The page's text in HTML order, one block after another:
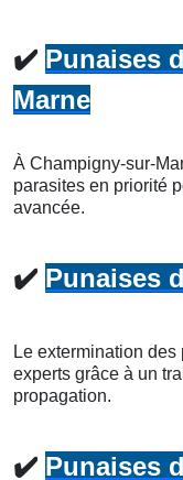
✔️ Punaises
Marne
À Champigny-sur-
parasites en priorité
avancée.
✔️ Punaises
Le extermination
experts grâce à un
propagation.
✔️ Punaises